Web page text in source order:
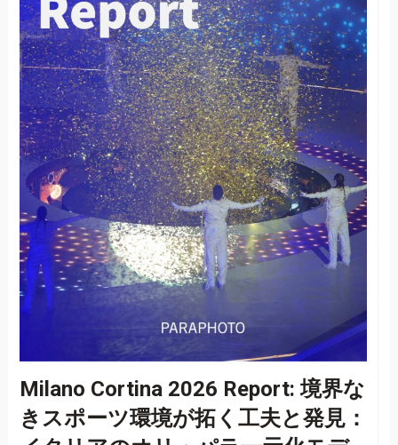
Milano Cortina 2026 Report: 境界な
きスポーツ環境が拓く工夫と発見：